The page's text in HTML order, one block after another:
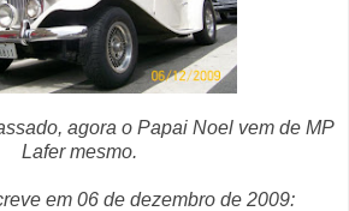
agora o Papai Noel vem de MP
Lafer mesmo.
em 06 de dezembro de 2009: